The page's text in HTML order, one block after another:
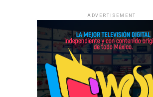
ADVERTISEMENT